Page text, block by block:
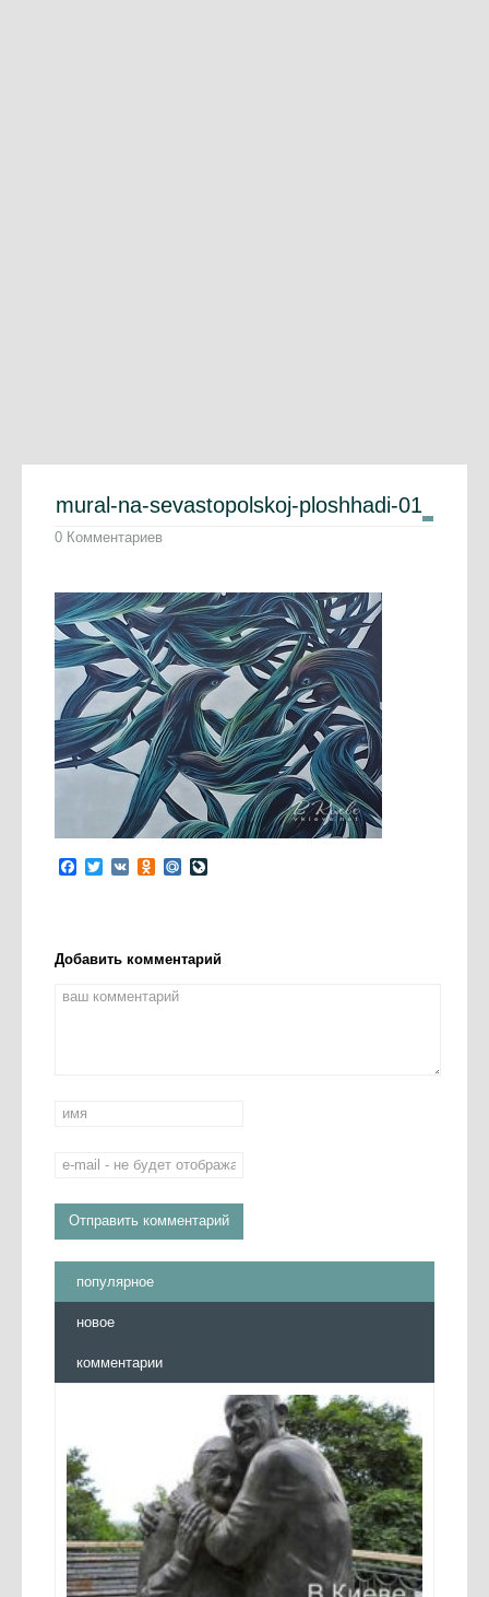
mural-na-sevastopolskoj-ploshhadi-01
0 Комментариев
Facebook
Twitter
VK Odnoklassniki
Mail.Ru
Добавить комментарий
популярное
новое
комментарии